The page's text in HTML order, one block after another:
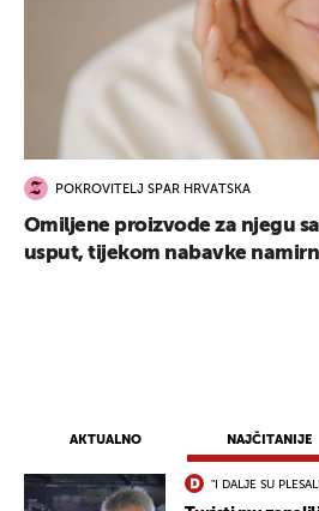
AKTUALNO NAJČITANIJE
"I DALJE SU
POKROVITELJ SPAR HRVATSKA
Omiljene proizvode za njegu
usput, tijekom nabavke